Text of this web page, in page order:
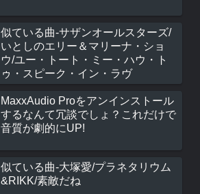
似ている曲-サザンオールスターズ/
いとしのエリー＆マリーナ・ショ
ウ/ユー・トート・ミー・ハウ・ト
ゥ・スピーク・イン・ラヴ
MaxxAudio Proをアンインストール
するなんて冗談でしょ？これだけで
音質が劇的にUP!
似ている曲-大塚愛/プラネタリウム
&RIKK/素敵だね